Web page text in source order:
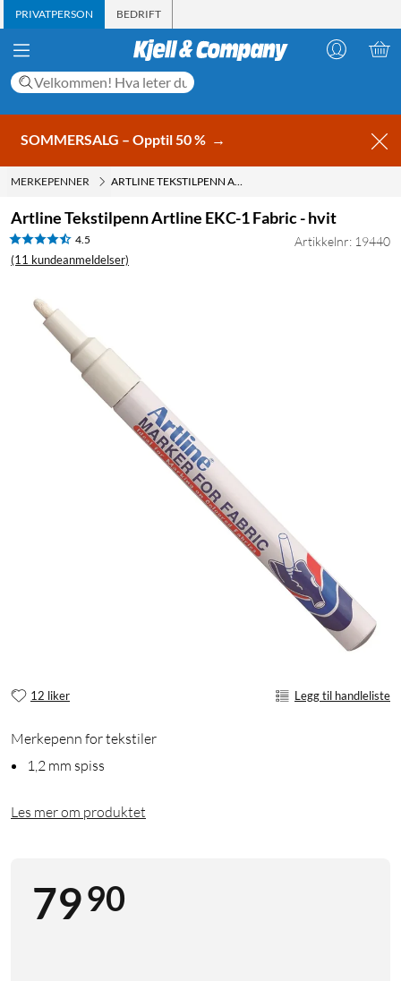
PRIVATPERSON BEDRIFT
SOMMERSALG – Opptil 50 % →
MERKEPENNER ARTLINE TEKSTILPENN ARTLINE EKC-1 FABRIC - HVIT
Artline Tekstilpenn Artline EKC-1 Fabric - hvit
4.5
(11 kundeanmeldelser)
Artikkelnr: 19440
12 liker Legg til handleliste
Merkepenn for tekstiler
1,2 mm spiss
Les mer om produktet
7990